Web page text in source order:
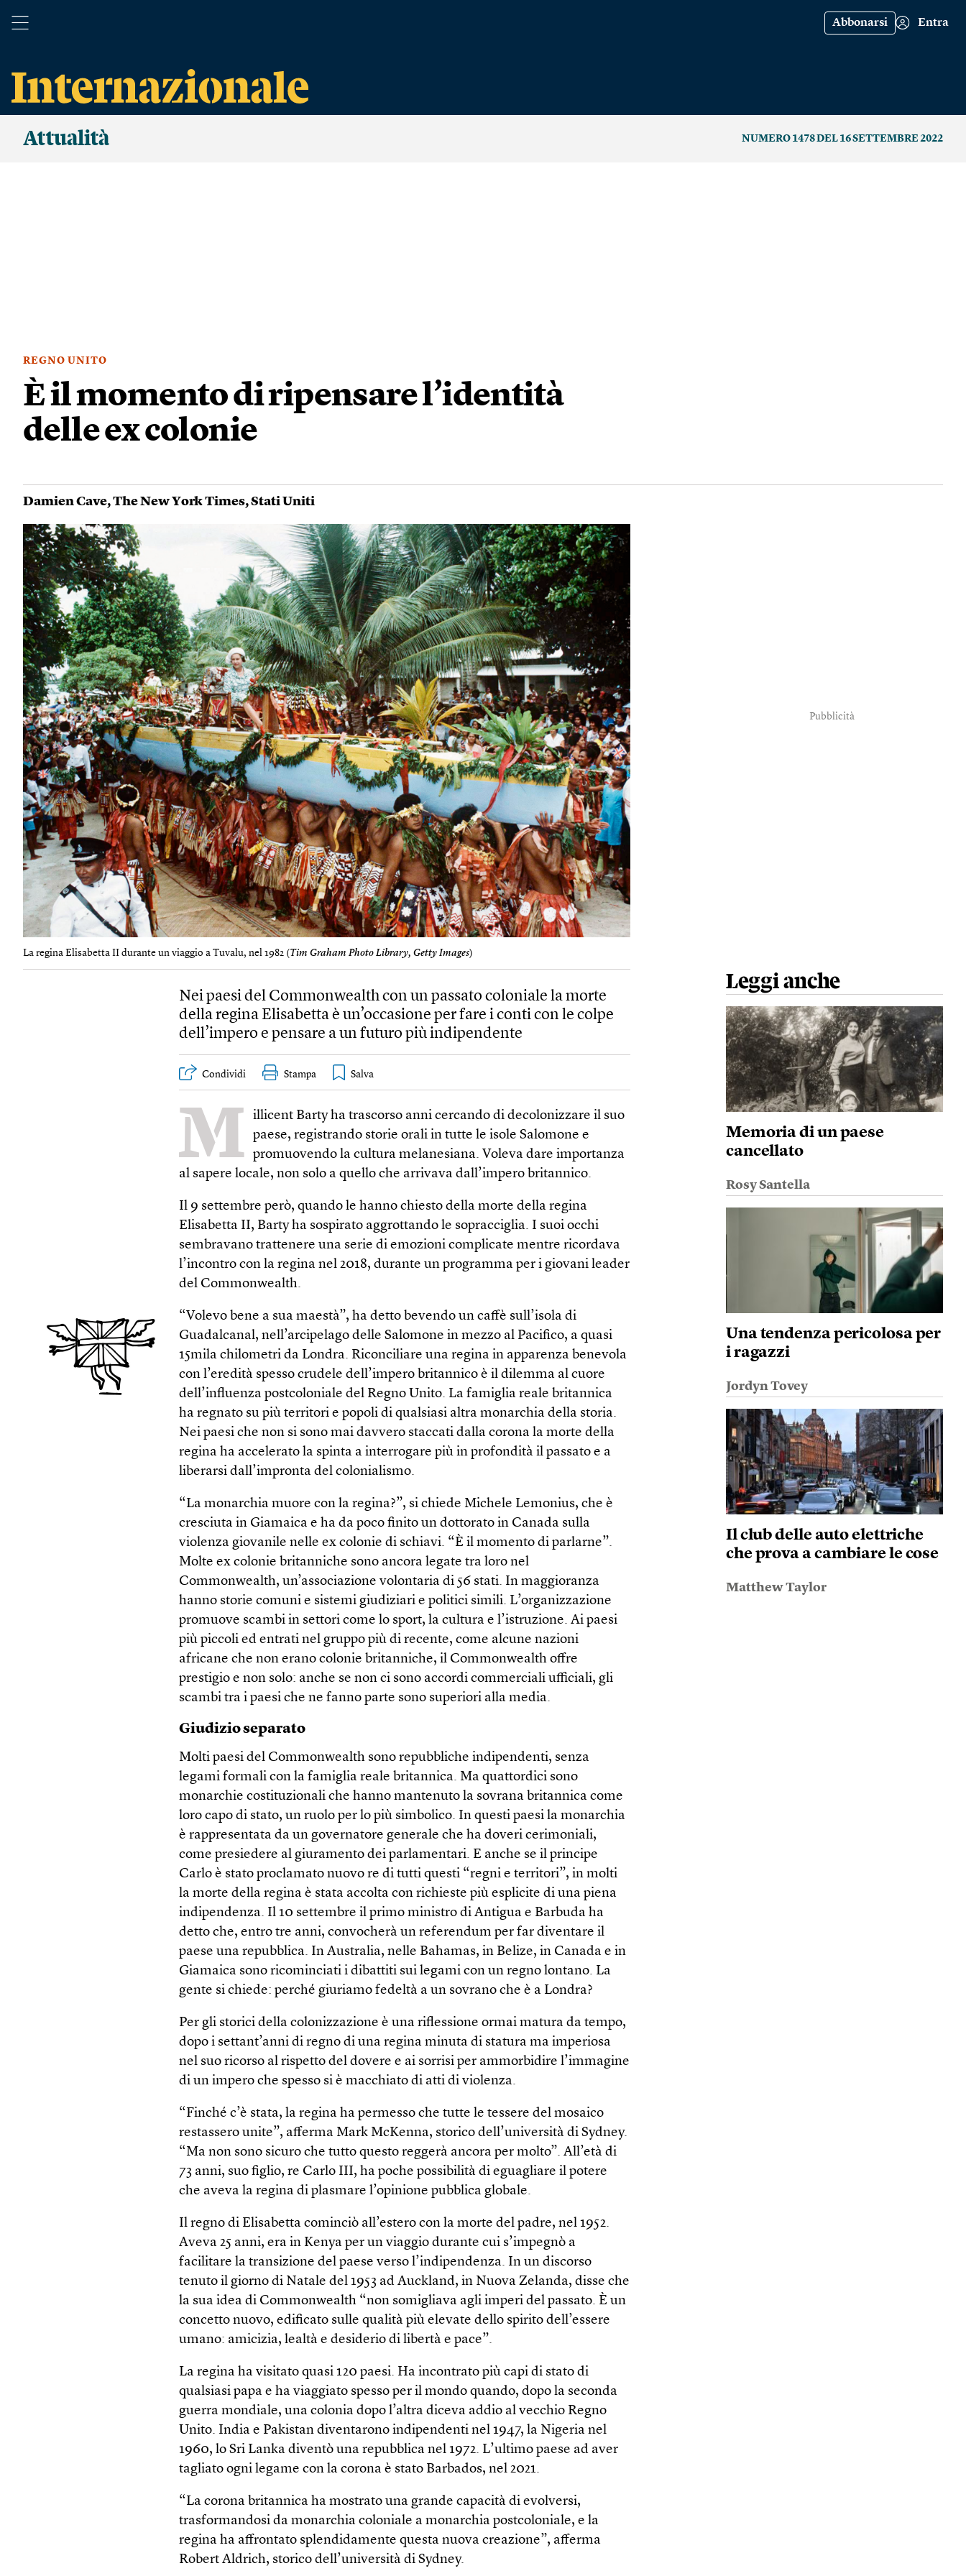
Abbonarsi Entra
Attualità NUMERO 1478 DEL 16 SETTEMBRE 2022
REGNO UNITO
È il momento di ripensare l’identità
delle ex colonie
Damien Cave,The New York Times,Stati Uniti
La regina Elisabetta II durante un viaggio a Tuvalu, nel 1982 (Tim Graham Photo Library, Getty Images)
Pubblicità
Nei paesi del Commonwealth con un passato coloniale la morte
della regina Elisabetta è un’occasione per fare i conti con le colpe
dell’impero e pensare a un futuro più indipendente
Condividi Stampa
M
illicent Barty ha trascorso anni cercando di decolonizzare il suo
paese, registrando storie orali in tutte le isole Salomone e
promuovendo la cultura melanesiana. Voleva dare importanza
al sapere locale, non solo a quello che arrivava dall’impero britannico.
Il 9 settembre però, quando le hanno chiesto della morte della regina
Elisabetta II, Barty ha sospirato aggrottando le sopracciglia. I suoi occhi
sembravano trattenere una serie di emozioni complicate mentre ricordava
l’incontro con la regina nel 2018, durante un programma per i giovani leader
del Commonwealth.
“Volevo bene a sua maestà”, ha detto bevendo un caffè sull’isola di
Guadalcanal, nell’arcipelago delle Salomone in mezzo al Pacifico, a quasi
15mila chilometri da Londra. Riconciliare una regina in apparenza benevola
con l’eredità spesso crudele dell’impero britannico è il dilemma al cuore
dell’influenza postcoloniale del Regno Unito. La famiglia reale britannica
ha regnato su più territori e popoli di qualsiasi altra monarchia della storia.
Nei paesi che non si sono mai davvero staccati dalla corona la morte della
regina ha accelerato la spinta a interrogare più in profondità il passato e a
liberarsi dall’impronta del colonialismo.
“La monarchia muore con la regina?”, si chiede Michele Lemonius, che è
cresciuta in Giamaica e ha da poco finito un dottorato in Canada sulla
violenza giovanile nelle ex colonie di schiavi. “È il momento di parlarne”.
Molte ex colonie britanniche sono ancora legate tra loro nel
Commonwealth, un’associazione volontaria di 56 stati. In maggioranza
hanno storie comuni e sistemi giudiziari e politici simili. L’organizzazione
promuove scambi in settori come lo sport, la cultura e l’istruzione. Ai paesi
più piccoli ed entrati nel gruppo più di recente, come alcune nazioni
africane che non erano colonie britanniche, il Commonwealth offre
prestigio e non solo: anche se non ci sono accordi commerciali ufficiali, gli
scambi tra i paesi che ne fanno parte sono superiori alla media.
Giudizio separato
Molti paesi del Commonwealth sono repubbliche indipendenti, senza
legami formali con la famiglia reale britannica. Ma quattordici sono
monarchie costituzionali che hanno mantenuto la sovrana britannica come
loro capo di stato, un ruolo per lo più simbolico. In questi paesi la monarchia
è rappresentata da un governatore generale che ha doveri cerimoniali,
come presiedere al giuramento dei parlamentari. E anche se il principe
Carlo è stato proclamato nuovo re di tutti questi “regni e territori”, in molti
la morte della regina è stata accolta con richieste più esplicite di una piena
indipendenza. Il 10 settembre il primo ministro di Antigua e Barbuda ha
detto che, entro tre anni, convocherà un referendum per far diventare il
paese una repubblica. In Australia, nelle Bahamas, in Belize, in Canada e in
Giamaica sono ricominciati i dibattiti sui legami con un regno lontano. La
gente si chiede: perché giuriamo fedeltà a un sovrano che è a Londra?
Per gli storici della colonizzazione è una riflessione ormai matura da tempo,
dopo i settant’anni di regno di una regina minuta di statura ma imperiosa
nel suo ricorso al rispetto del dovere e ai sorrisi per ammorbidire l’immagine
di un impero che spesso si è macchiato di atti di violenza.
“Finché c’è stata, la regina ha permesso che tutte le tessere del mosaico
restassero unite”, afferma Mark McKenna, storico dell’università di Sydney.
“Ma non sono sicuro che tutto questo reggerà ancora per molto”. All’età di
73 anni, suo figlio, re Carlo III, ha poche possibilità di eguagliare il potere
che aveva la regina di plasmare l’opinione pubblica globale.
Il regno di Elisabetta cominciò all’estero con la morte del padre, nel 1952.
Aveva 25 anni, era in Kenya per un viaggio durante cui s’impegnò a
facilitare la transizione del paese verso l’indipendenza. In un discorso
tenuto il giorno di Natale del 1953 ad Auckland, in Nuova Zelanda, disse che
la sua idea di Commonwealth “non somigliava agli imperi del passato. È un
concetto nuovo, edificato sulle qualità più elevate dello spirito dell’essere
umano: amicizia, lealtà e desiderio di libertà e pace”.
La regina ha visitato quasi 120 paesi. Ha incontrato più capi di stato di
qualsiasi papa e ha viaggiato spesso per il mondo quando, dopo la seconda
guerra mondiale, una colonia dopo l’altra diceva addio al vecchio Regno
Unito. India e Pakistan diventarono indipendenti nel 1947, la Nigeria nel
1960, lo Sri Lanka diventò una repubblica nel 1972. L’ultimo paese ad aver
tagliato ogni legame con la corona è stato Barbados, nel 2021.
“La corona britannica ha mostrato una grande capacità di evolversi,
trasformandosi da monarchia coloniale a monarchia postcoloniale, e la
regina ha affrontato splendidamente questa nuova creazione”, afferma
Robert Aldrich, storico dell’università di Sydney.
Leggi anche
Memoria di un paese
cancellato
Rosy Santella
Una tendenza pericolosa per
i ragazzi
Jordyn Tovey
Il club delle auto elettriche
che prova a cambiare le cose
Matthew Taylor